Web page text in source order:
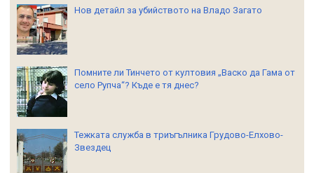
Нов детайл за убийството на Владо Загато
Помните ли Тинчето от култовия „Васко да Гама от
село Рупча“? Къде е тя днес?
Тежката служба в триъгълника Грудово-Елхово-
Звездец